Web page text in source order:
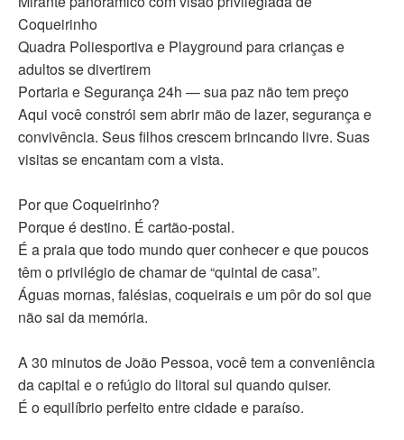
Coqueirinho
Quadra Poliesportiva e Playground para crianças e
adultos se divertirem
Portaria e Segurança 24h — sua paz não tem preço
Aqui você constrói sem abrir mão de lazer, segurança e
convivência. Seus filhos crescem brincando livre. Suas
visitas se encantam com a vista.
Por que Coqueirinho?
Porque é destino. É cartão-postal.
É a praia que todo mundo quer conhecer e que poucos
têm o privilégio de chamar de “quintal de casa”.
Águas mornas, falésias, coqueirais e um pôr do sol que
não sai da memória.
A 30 minutos de João Pessoa, você tem a conveniência
da capital e o refúgio do litoral sul quando quiser.
É o equilíbrio perfeito entre cidade e paraíso.